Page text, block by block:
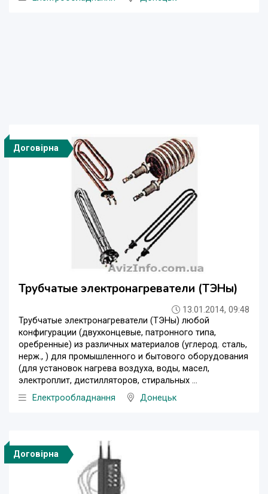
Договірна
Трубчатые электронагреватели (ТЭНы)
13.01.2014, 09:48
Трубчатые электронагреватели (ТЭНы) любой
конфигурации (двухконцевые, патронного типа,
оребренные) из различных материалов (углерод. сталь,
нерж., ) для промышленного и бытового оборудования
(для установок нагрева воздуха, воды, масел,
электроплит, дистилляторов, стиральных ...
Електрообладнання
Донецьк
Договірна